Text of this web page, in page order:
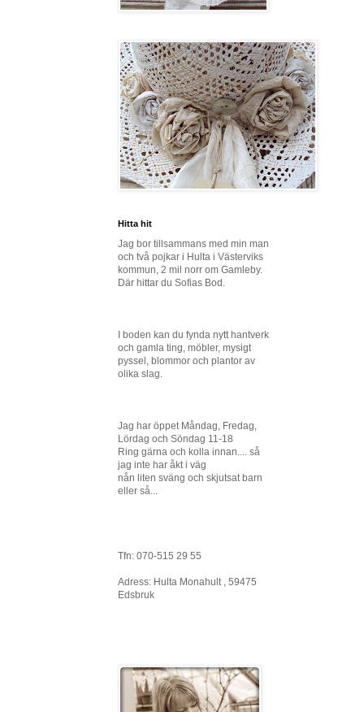
Hitta hit
Jag bor tillsammans med min man
och två pojkar i Hulta i Västerviks
kommun, 2 mil norr om Gamleby.
Där hittar du Sofias Bod.
I boden kan du fynda nytt hantverk
och gamla ting, möbler, mysigt
pyssel, blommor och plantor av
olika slag.
Jag har öppet Måndag, Fredag,
Lördag och Söndag 11-18
Ring gärna och kolla innan.... så
jag inte har åkt i väg
nån liten sväng och skjutsat barn
eller så...
Tfn: 070-515 29 55
Adress: Hulta Monahult , 59475
Edsbruk